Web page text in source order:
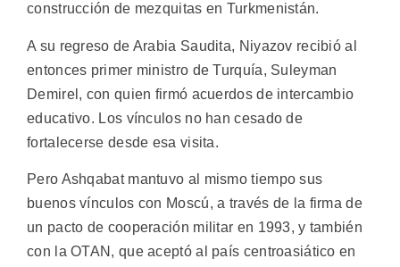
construcción de mezquitas en Turkmenistán.
A su regreso de Arabia Saudita, Niyazov recibió al
entonces primer ministro de Turquía, Suleyman
Demirel, con quien firmó acuerdos de intercambio
educativo. Los vínculos no han cesado de
fortalecerse desde esa visita.
Pero Ashqabat mantuvo al mismo tiempo sus
buenos vínculos con Moscú, a través de la firma de
un pacto de cooperación militar en 1993, y también
con la OTAN, que aceptó al país centroasiático en